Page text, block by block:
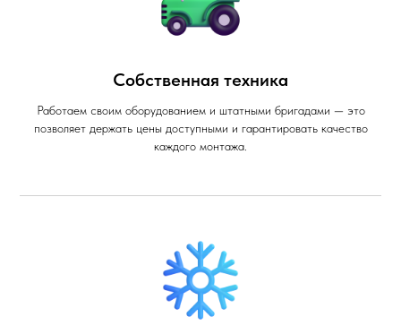
Собственная техника
Работаем своим оборудованием и штатными бригадами — это
позволяет держать цены доступными и гарантировать качество
каждого монтажа.